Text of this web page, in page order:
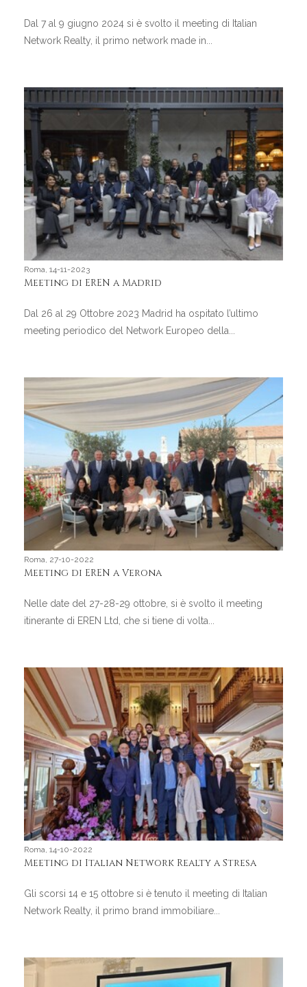
Dal 7 al 9 giugno 2024 si è svolto il meeting di Italian
Network Realty, il primo network made in...
Roma, 14-11-2023
Meeting di EREN a Madrid
Dal 26 al 29 Ottobre 2023 Madrid ha ospitato l’ultimo
meeting periodico del Network Europeo della...
Roma, 27-10-2022
Meeting di EREN a Verona
Nelle date del 27-28-29 ottobre, si è svolto il meeting
itinerante di EREN Ltd, che si tiene di volta...
Roma, 14-10-2022
Meeting di Italian Network Realty a Stresa
Gli scorsi 14 e 15 ottobre si è tenuto il meeting di Italian
Network Realty, il primo brand immobiliare...